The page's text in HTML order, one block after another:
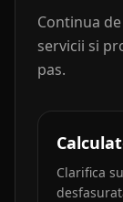
Continua
servicii si
pas.
Clarifica